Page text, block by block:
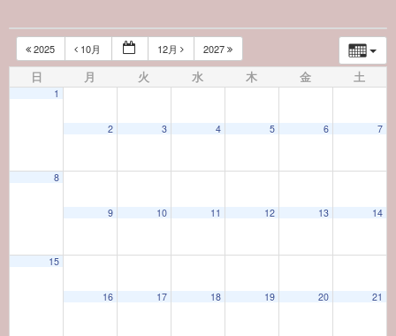
2025 10月 12月 2027
日 月 火 水 木 金 土
1
2 3 4 5 6 7
8
9 10 11 12 13 14
15
16 17 18 19 20 21